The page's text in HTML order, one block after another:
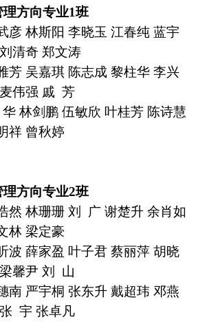
理方向专业1班
彦 林斯阳 李晓玉 江春纯 蓝宇
清奇 郑文涛
芳 吴嘉琪 陈志成 黎柱华 李兴
伟强 戚 芳
林剑鹏 伍敏欣 叶桂芳 陈诗慧
祥 曾秋婷
理方向专业2班
然 林珊珊 刘 广 谢楚升 余肖如
林 梁定豪
波 薛家盈 叶子君 蔡丽萍 胡晓
馨尹 刘 山
南 严宇桐 张东升 戴超玮 邓燕
张 宇 张卓凡